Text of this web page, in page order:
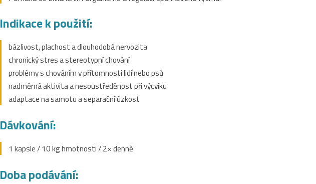
Indikace k použití:
bázlivost, plachost a dlouhodobá nervozita
chronický stres a stereotypní chování
problémy s chováním v přítomnosti lidí nebo psů
nadměrná aktivita a nesoustředěnost při výcviku
adaptace na samotu a separační úzkost
Dávkování:
1 kapsle / 10 kg hmotnosti / 2× denně
Doba podávání: